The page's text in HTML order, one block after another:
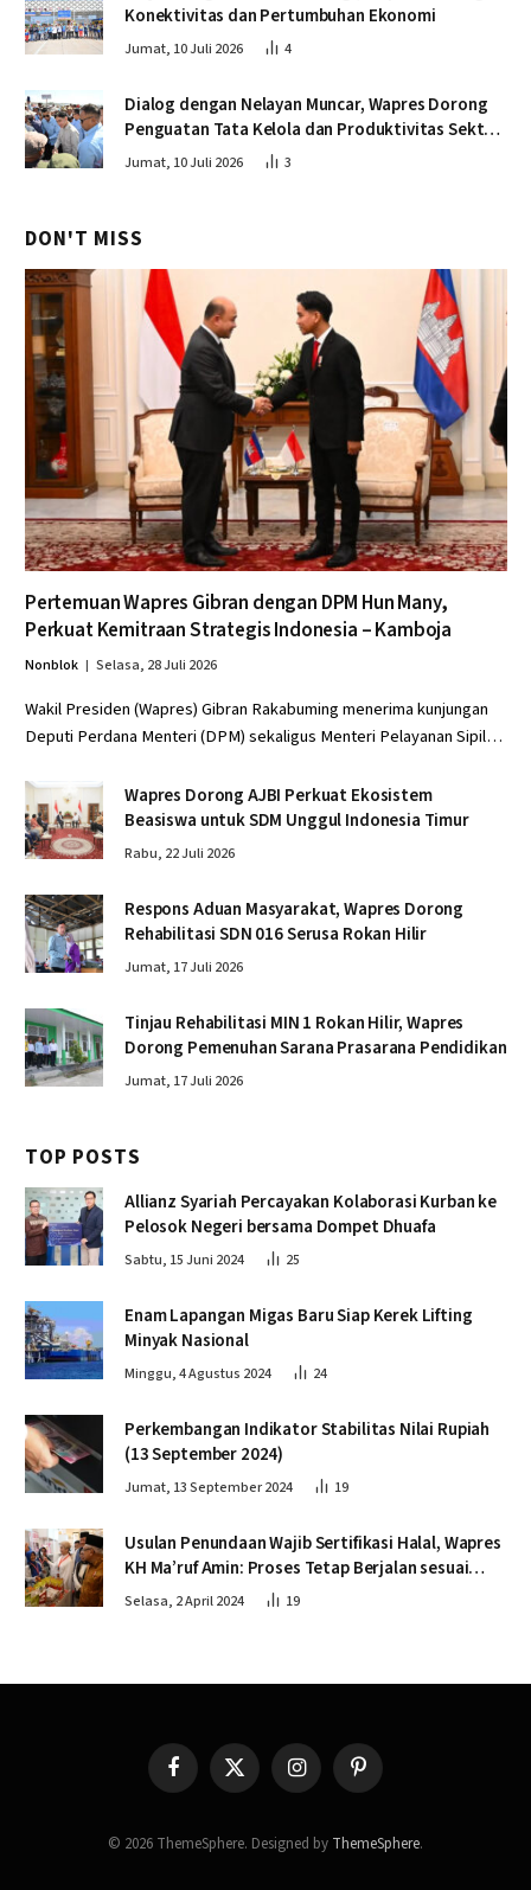
Konektivitas dan Pertumbuhan Ekonomi
Jumat, 10 Juli 2026 4
Dialog dengan Nelayan Muncar, Wapres Dorong
Penguatan Tata Kelola dan Produktivitas Sektor
Perikanan
Jumat, 10 Juli 2026 3
DON'T MISS
Pertemuan Wapres Gibran dengan DPM Hun Many,
Perkuat Kemitraan Strategis Indonesia – Kamboja
Nonblok Selasa, 28 Juli 2026
Wakil Presiden (Wapres) Gibran Rakabuming menerima kunjungan
Deputi Perdana Menteri (DPM) sekaligus Menteri Pelayanan Sipil…
Wapres Dorong AJBI Perkuat Ekosistem
Beasiswa untuk SDM Unggul Indonesia Timur
Rabu, 22 Juli 2026
Respons Aduan Masyarakat, Wapres Dorong
Rehabilitasi SDN 016 Serusa Rokan Hilir
Jumat, 17 Juli 2026
Tinjau Rehabilitasi MIN 1 Rokan Hilir, Wapres
Dorong Pemenuhan Sarana Prasarana Pendidikan
Jumat, 17 Juli 2026
TOP POSTS
Allianz Syariah Percayakan Kolaborasi Kurban ke
Pelosok Negeri bersama Dompet Dhuafa
Sabtu, 15 Juni 2024 25
Enam Lapangan Migas Baru Siap Kerek Lifting
Minyak Nasional
Minggu, 4 Agustus 2024 24
Perkembangan Indikator Stabilitas Nilai Rupiah
(13 September 2024)
Jumat, 13 September 2024 19
Usulan Penundaan Wajib Sertifikasi Halal, Wapres
KH Ma’ruf Amin: Proses Tetap Berjalan sesuai
Penahapan
Selasa, 2 April 2024 19
FacebookX
(Twitter)
InstagramPinterest
© 2026 ThemeSphere. Designed by ThemeSphere.